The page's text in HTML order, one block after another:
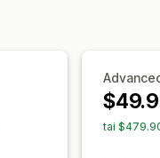
Varaston tuki
optimointi
tai